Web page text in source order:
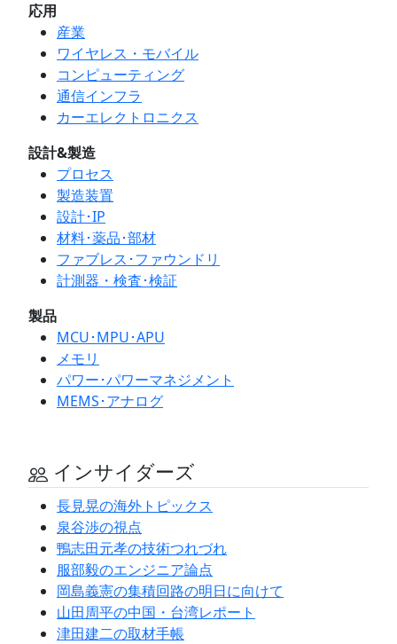
応用
産業
ワイヤレス・モバイル
コンピューティング
通信インフラ
カーエレクトロニクス
設計&製造
プロセス
製造装置
設計･IP
材料･薬品･部材
ファブレス･ファウンドリ
計測器・検査･検証
製品
MCU･MPU･APU
メモリ
パワー･パワーマネジメント
MEMS･アナログ
インサイダーズ
長見晃の海外トピックス
泉谷渉の視点
鴨志田元孝の技術つれづれ
服部毅のエンジニア論点
岡島義憲の集積回路の明日に向けて
山田周平の中国・台湾レポート
津田建二の取材手帳